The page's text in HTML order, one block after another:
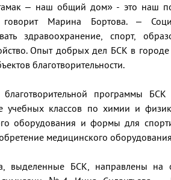
– наш общий дом» - это наш
Марина Бортова. –
здравоохранение, спорт,
Опыт добрых дел БСК в
благотворительности.
программы
учебных классов по химии и
оборудования и формы для
медицинского
выделенные БСК, направлены на